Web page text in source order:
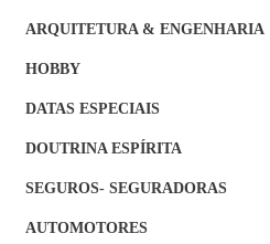
ARQUITETURA & ENGENHARIA
HOBBY
DATAS ESPECIAIS
DOUTRINA ESPÍRITA
SEGUROS- SEGURADORAS
AUTOMOTORES